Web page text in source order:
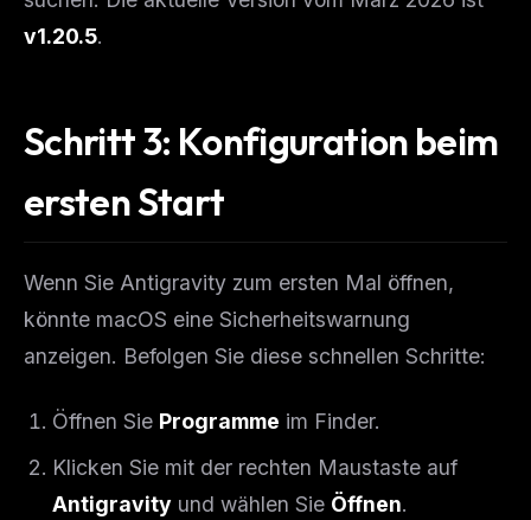
v1.20.5.
Schritt 3: Konfiguration beim
ersten Start
Wenn Sie Antigravity zum ersten Mal öffnen,
könnte macOS eine Sicherheitswarnung
anzeigen. Befolgen Sie diese schnellen Schritte:
Öffnen Sie Programme im Finder.
Klicken Sie mit der rechten Maustaste auf
Antigravity und wählen Sie Öffnen.